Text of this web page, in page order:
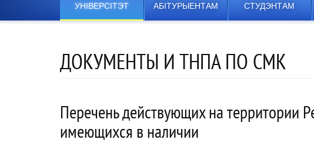
УНІВЕРСІТЭТ АБІТУРЫЕНТАМ СТУДЭНТАМ
ДОКУМЕНТЫ И ТНПА ПО СМК
Перечень действующих на территории
имеющихся в наличии